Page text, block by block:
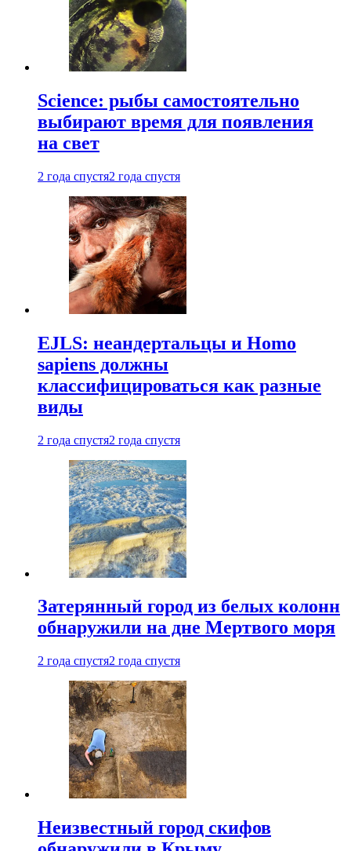
Science: рыбы самостоятельно
выбирают время для появления
на свет
2 года спустя2 года спустя
EJLS: неандертальцы и Homo
sapiens должны
классифицироваться как разные
виды
2 года спустя2 года спустя
Затерянный город из белых колонн
обнаружили на дне Мертвого моря
2 года спустя2 года спустя
Неизвестный город скифов